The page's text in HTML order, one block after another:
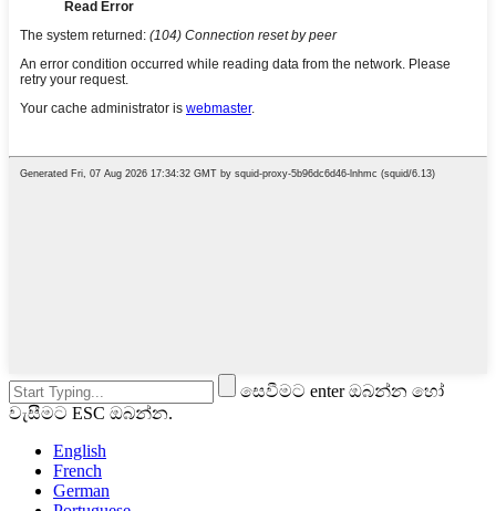
සෙවීමට enter ඔබන්න හෝ
වැසීමට ESC ඔබන්න.
English
French
German